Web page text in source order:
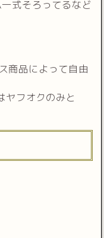
式そろってるなど
商品によって自由
ヤフオクのみと